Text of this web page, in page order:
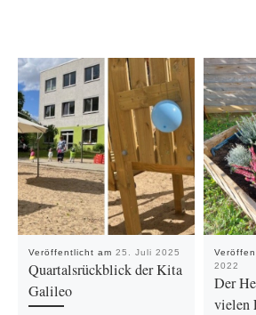
Veröffentlicht am 25. Juli 2025
Quartalsrückblick der Kita
Galileo
2022
Der
vielen